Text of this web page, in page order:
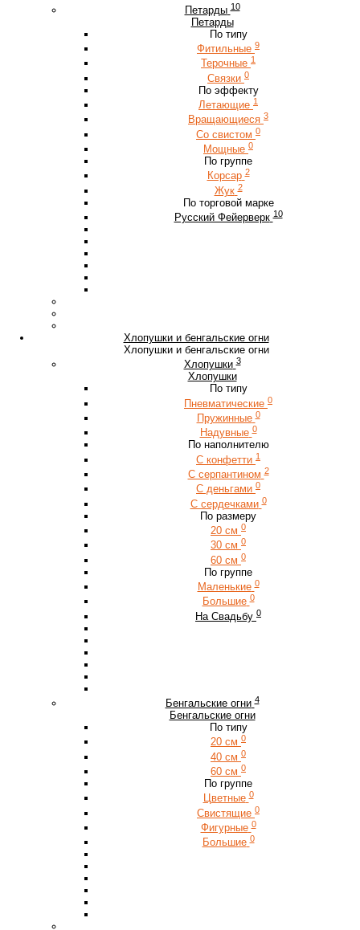
Петарды 10
Петарды
По типу
Фитильные 9
Терочные 1
Связки 0
По эффекту
Летающие 1
Вращающиеся 3
Со свистом 0
Мощные 0
По группе
Корсар 2
Жук 2
По торговой марке
Русский Фейерверк 10
Хлопушки и бенгальские огни
Хлопушки и бенгальские огни
Хлопушки 3
Хлопушки
По типу
Пневматические 0
Пружинные 0
Надувные 0
По наполнителю
С конфетти 1
С серпантином 2
С деньгами 0
С сердечками 0
По размеру
20 см 0
30 см 0
60 см 0
По группе
Маленькие 0
Большие 0
На Свадьбу 0
Бенгальские огни 4
Бенгальские огни
По типу
20 см 0
40 см 0
60 см 0
По группе
Цветные 0
Свистящие 0
Фигурные 0
Большие 0